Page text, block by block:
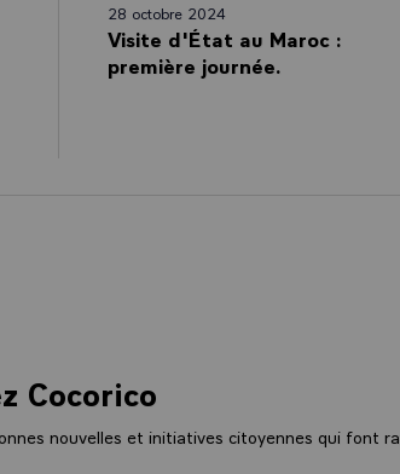
28 octobre 2024
Visite d'État au Maroc :
première journée.
Cocorico
nouvelles et initiatives citoyennes qui font